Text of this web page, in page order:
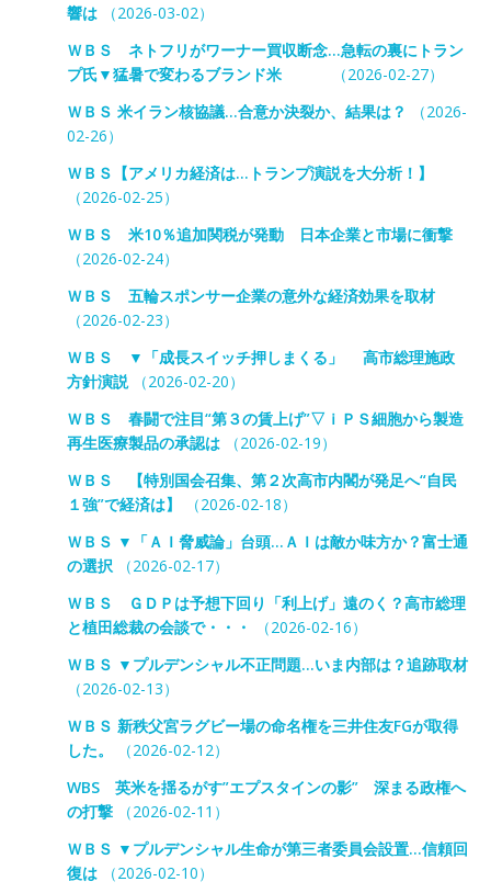
響は（2026-03-02）
ＷＢＳ ネトフリがワーナー買収断念…急転の裏にトラン
プ氏▼猛暑で変わるブランド米
（2026-02-27）
ＷＢＳ 米イラン核協議…合意か決裂か、結果は？
（2026-
02-26）
ＷＢＳ【アメリカ経済は…トランプ演説を大分析！】
（2026-02-25）
ＷＢＳ 米10％追加関税が発動 日本企業と市場に衝撃
（2026-02-24）
ＷＢＳ 五輪スポンサー企業の意外な経済効果を取材
（2026-02-23）
ＷＢＳ ▼「成長スイッチ押しまくる」 高市総理施政
方針演説（2026-02-20）
ＷＢＳ 春闘で注目“第３の賃上げ”▽ｉＰＳ細胞から製造
再生医療製品の承認は（2026-02-19）
ＷＢＳ 【特別国会召集、第２次高市内閣が発足へ“自民
１強”で経済は】
（2026-02-18）
ＷＢＳ ▼「ＡＩ脅威論」台頭…ＡＩは敵か味方か？富士通
の選択 （2026-02-17）
ＷＢＳ ＧＤＰは予想下回り「利上げ」遠のく？高市総理
と植田総裁の会談で・・・
（2026-02-16）
ＷＢＳ ▼プルデンシャル不正問題…いま内部は？追跡取材
（2026-02-13）
ＷＢＳ 新秩父宮ラグビー場の命名権を三井住友FGが取得
した。
（2026-02-12）
WBS 英米を揺るがす”エプスタインの影” 深まる政権へ
の打撃（2026-02-11）
ＷＢＳ ▼プルデンシャル生命が第三者委員会設置…信頼回
復は（2026-02-10）